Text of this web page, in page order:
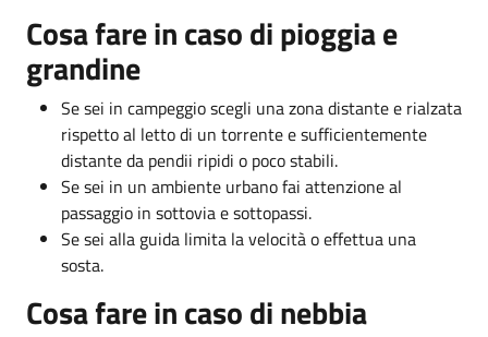
Cosa fare in caso di pioggia e
grandine
Se sei in campeggio scegli una zona distante e rialzata
rispetto al letto di un torrente e sufficientemente
distante da pendii ripidi o poco stabili.
Se sei in un ambiente urbano fai attenzione al
passaggio in sottovia e sottopassi.
Se sei alla guida limita la velocità o effettua una
sosta.
Cosa fare in caso di nebbia